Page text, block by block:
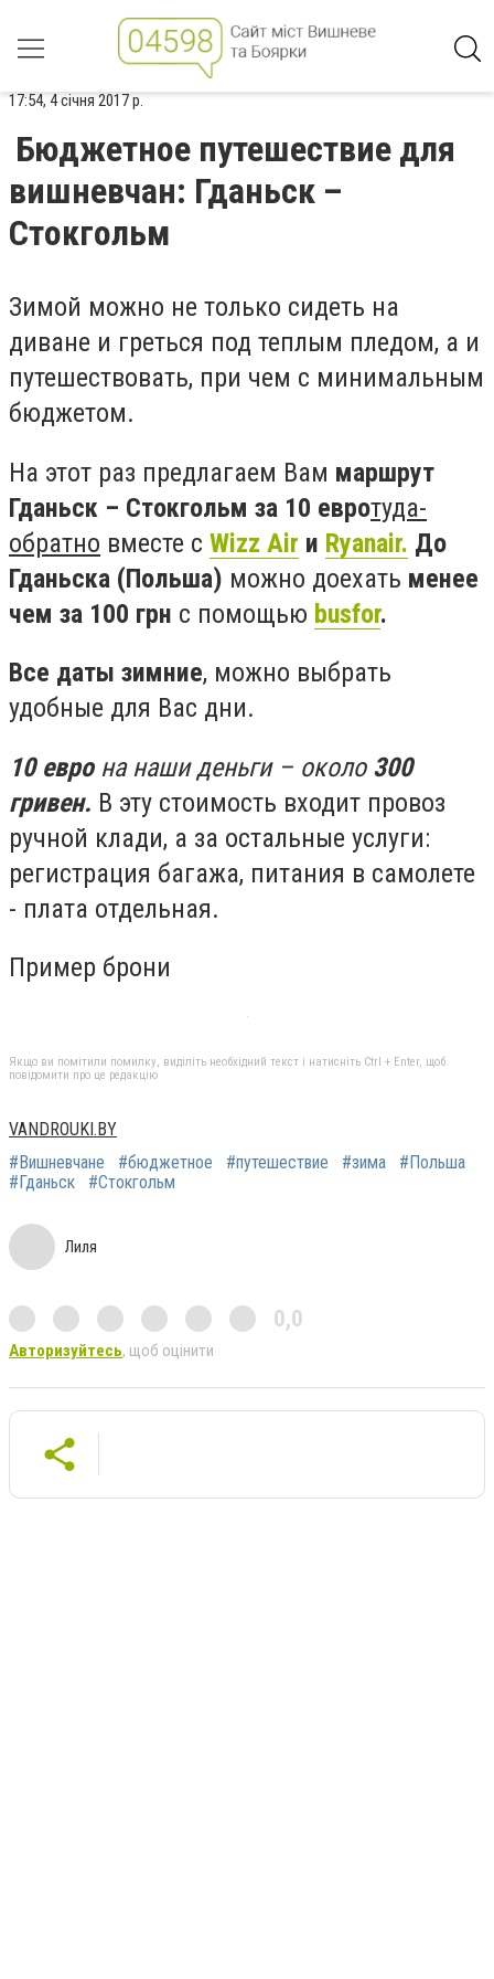
17:54, 4 січня 2017 р.
Бюджетное путешествие для
вишневчан: Гданьск –
Стокгольм
Зимой можно не только сидеть на
диване и греться под теплым пледом, а и
путешествовать, при чем с минимальным
бюджетом.
На этот раз предлагаем Вам маршрут
Гданьск – Стокгольм за 10 евротуда-
обратно вместе с Wizz Air и Ryanair. До
Гданьска (Польша) можно доехать менее
чем за 100 грн с помощью busfor.
Все даты зимние, можно выбрать
удобные для Вас дни.
10 еврона наши деньги – около 300
гривен. В эту стоимость входит провоз
ручной клади, а за остальные услуги:
регистрация багажа, питания в самолете
- плата отдельная.
Пример брони
Якщо ви помітили помилку, виділіть необхідний текст і натисніть Ctrl + Enter, щоб
повідомити про це редакцію
VANDROUKI.BY
#Вишневчане
#бюджетное #путешествие #зима
#Польша
#Гданьск
#Стокгольм
Лиля
0,0
Авторизуйтесь, щоб оцінити